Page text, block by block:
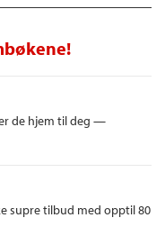
de hjem til deg —
supre tilbud med opptil 80